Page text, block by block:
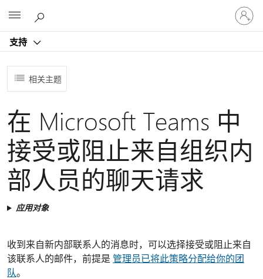
支持
请
登
录
相关主题
在 Microsoft Teams 中
接受或阻止来自组织内
部人员的聊天请求
应用对象
收到来自新内部联系人的消息时，可以选择接受或阻止来自
该联系人的邮件，前提是 管理员已将此策略分配给你的团
队。